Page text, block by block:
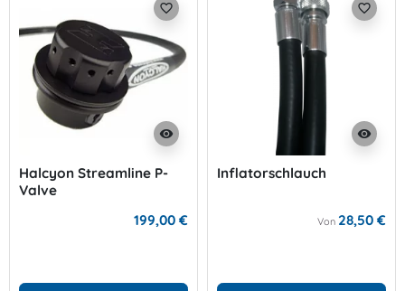
visibility
favorite_border
Halcyon Streamline P-
Valve
199,00 €
visibility
favorite_border
Inflatorschlauch
Von 28,50 €